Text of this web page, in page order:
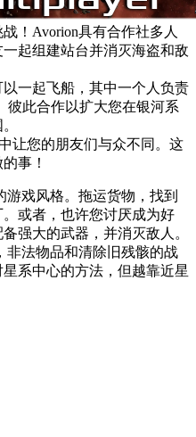
！Avorion具有合作社多人
起组建站台并消灭海盗和敌
一起飞船，其中一个人负责
彼此合作以扩大您在银河系
让您的朋友们与众不同。这
事！
戏风格。拖运货物，找到
或者，也许您讨厌成为好
强大的武器，并消灭敌人。
非法物品和清除旧残骸的战
系中心的方法，但越靠近星